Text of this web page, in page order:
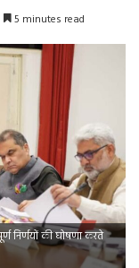
5 minutes read
निर्णयों की घोषणा करते